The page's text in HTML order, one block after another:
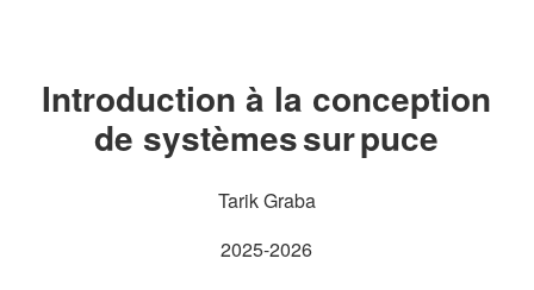
Introduction à la conception
de systèmes sur puce
Tarik Graba
2025-2026
Leçons